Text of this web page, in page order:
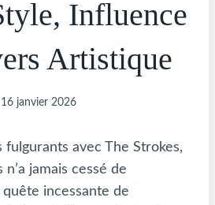
Influence
Artistique
16 janvier 2026
fulgurants avec The Strokes,
n’a jamais cessé de
incessante de